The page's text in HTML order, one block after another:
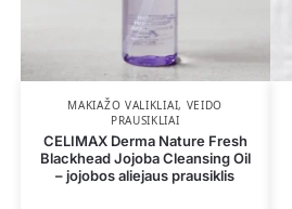
MAKIAŽO VALIKLIAI, VEIDO
PRAUSIKLIAI
CELIMAX Derma Nature Fresh
Blackhead Jojoba Cleansing Oil
– jojobos aliejaus prausiklis